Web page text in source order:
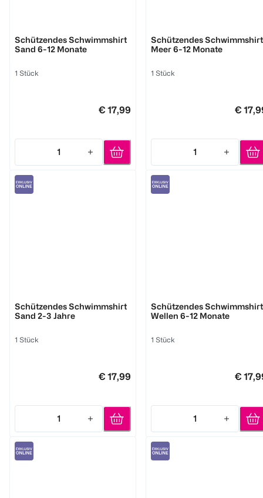
Schützendes Schwimmshirt
Sand 6-12 Monate
1 Stück
€ 17,99
1
Quantity: 1
Schützendes Schwimmshirt
Meer 6-12 Monate
1 Stück
€
1
Quantity: 1
Schützendes Schwimmshirt
Sand 2-3 Jahre
1 Stück
€ 17,99
1
Quantity: 1
Schützendes Schwimmshirt
Wellen 6-12 Monate
1 Stück
€
1
Quantity: 1